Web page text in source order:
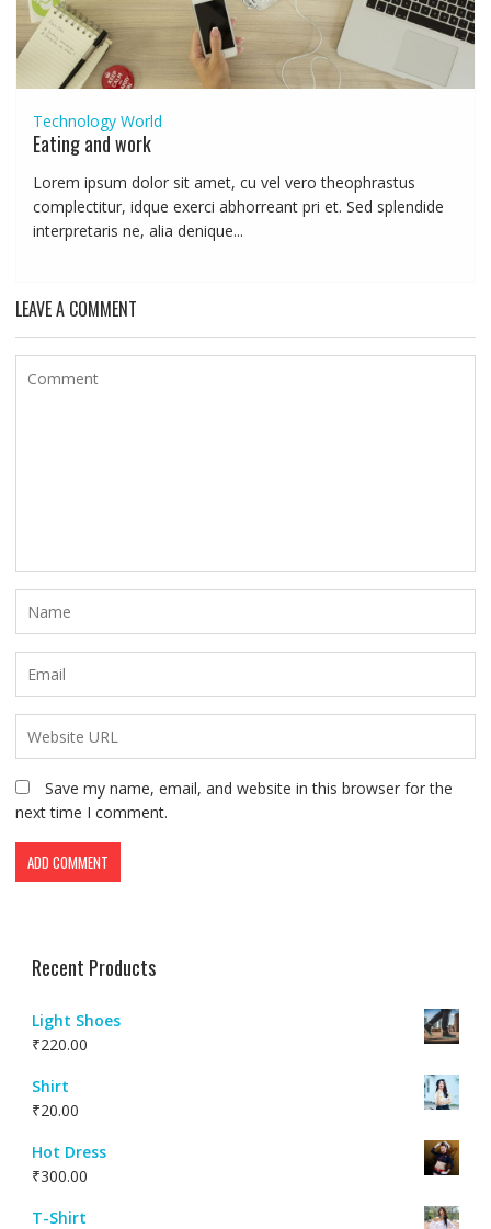
Technology World
Eating and work
Lorem ipsum dolor sit amet, cu vel vero theophrastus
complectitur, idque exerci abhorreant pri et. Sed splendide
interpretaris ne, alia denique...
LEAVE A COMMENT
Save my name, email, and website in this browser for the
next time I comment.
Recent Products
Light Shoes
₹220.00
Shirt
₹20.00
Hot Dress
₹300.00
T-Shirt